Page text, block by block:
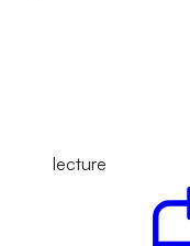
lecture